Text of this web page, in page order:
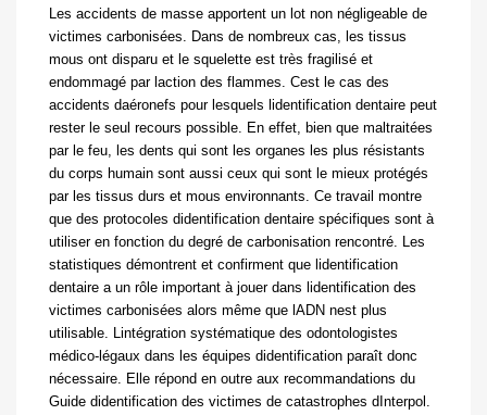
Les accidents de masse apportent un lot non négligeable de
victimes carbonisées. Dans de nombreux cas, les tissus
mous ont disparu et le squelette est très fragilisé et
endommagé par laction des flammes. Cest le cas des
accidents daéronefs pour lesquels lidentification dentaire peut
rester le seul recours possible. En effet, bien que maltraitées
par le feu, les dents qui sont les organes les plus résistants
du corps humain sont aussi ceux qui sont le mieux protégés
par les tissus durs et mous environnants. Ce travail montre
que des protocoles didentification dentaire spécifiques sont à
utiliser en fonction du degré de carbonisation rencontré. Les
statistiques démontrent et confirment que lidentification
dentaire a un rôle important à jouer dans lidentification des
victimes carbonisées alors même que lADN nest plus
utilisable. Lintégration systématique des odontologistes
médico-légaux dans les équipes didentification paraît donc
nécessaire. Elle répond en outre aux recommandations du
Guide didentification des victimes de catastrophes dInterpol.